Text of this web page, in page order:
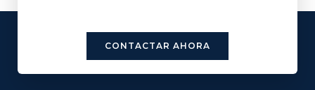
CONTACTAR AHORA